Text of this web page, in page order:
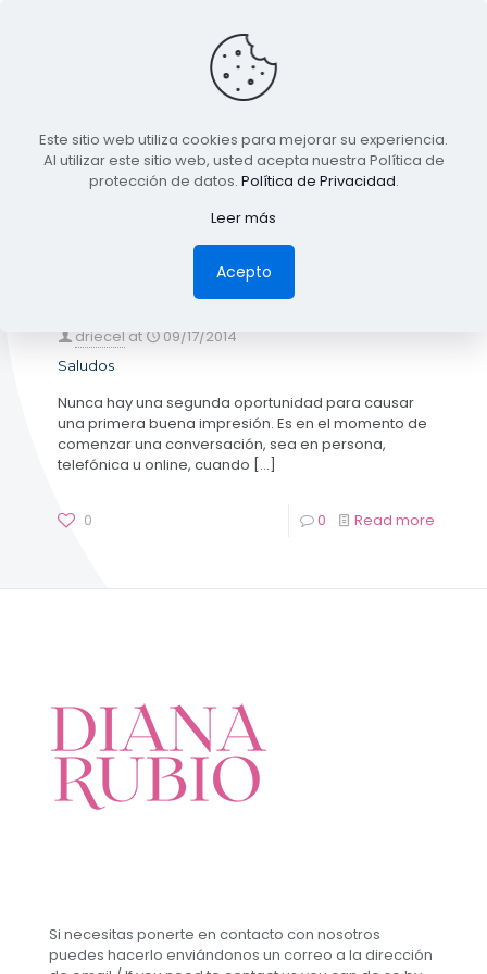
BLOG
TODA LA INFORMACIÓN
Tags Authors
driecel at 09/17/2014
Saludos
Nunca hay una segunda oportunidad para causar
una primera buena impresión. Es en el momento de
comenzar una conversación, sea en persona,
telefónica u online, cuando […]
0 0 Read more
Si necesitas ponerte en contacto con nosotros
puedes hacerlo enviándonos un correo a la dirección
Este sitio web utiliza cookies para mejorar su experiencia.
Al utilizar este sitio web, usted acepta nuestra Política de
protección de datos. Política de Privacidad.
Leer más
Acepto